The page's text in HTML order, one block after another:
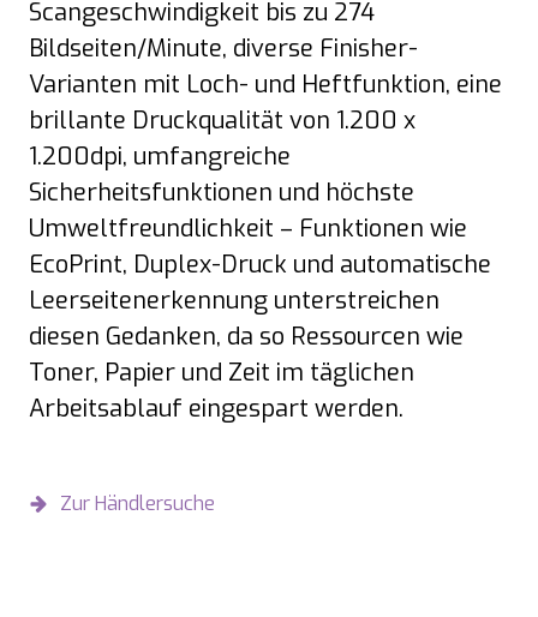
Scangeschwindigkeit bis zu 274
Bildseiten/Minute, diverse Finisher-
Varianten mit Loch- und Heftfunktion, eine
brillante Druckqualität von 1.200 x
1.200dpi, umfangreiche
Sicherheitsfunktionen und höchste
Umweltfreundlichkeit – Funktionen wie
EcoPrint, Duplex-Druck und automatische
Leerseitenerkennung unterstreichen
diesen Gedanken, da so Ressourcen wie
Toner, Papier und Zeit im täglichen
Arbeitsablauf eingespart werden.
Zur Händlersuche